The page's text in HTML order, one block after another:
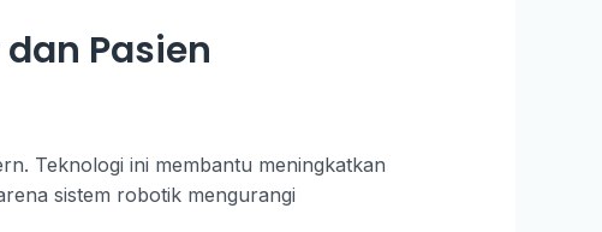
Pasien
Teknologi ini membantu meningkatkan
sistem robotik mengurangi